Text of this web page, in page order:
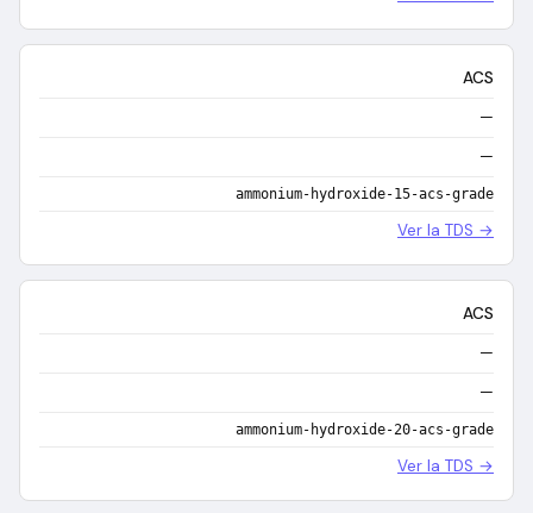
ACS
—
—
ammonium-hydroxide-15-acs-grade
Ver la TDS →
ACS
—
—
ammonium-hydroxide-20-acs-grade
Ver la TDS →